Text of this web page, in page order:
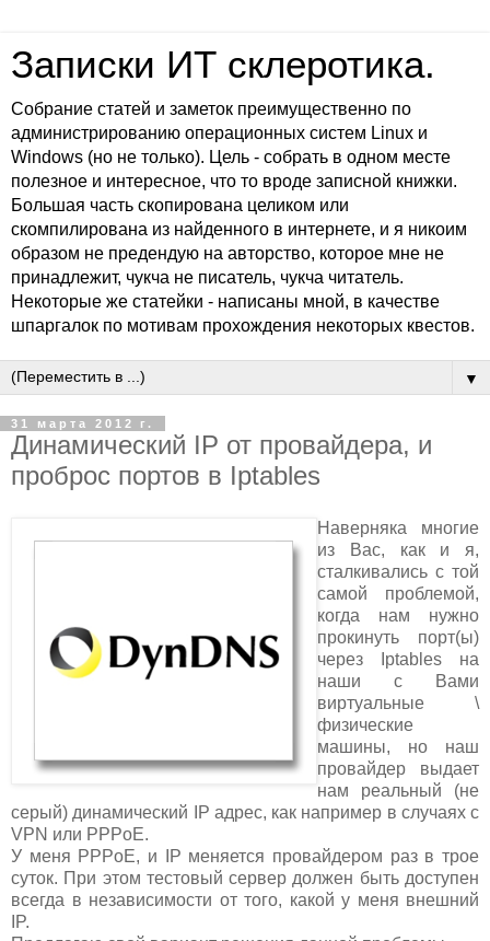
Записки ИТ склеротика.
Собрание статей и заметок преимущественно по
администрированию операционных систем Linux и
Windows (но не только). Цель - собрать в одном месте
полезное и интересное, что то вроде записной книжки.
Большая часть скопирована целиком или
скомпилирована из найденного в интернете, и я никоим
образом не предендую на авторство, которое мне не
принадлежит, чукча не писатель, чукча читатель.
Некоторые же статейки - написаны мной, в качестве
шпаргалок по мотивам прохождения некоторых квестов.
▼
31 марта 2012 г.
Динамический IP от провайдера, и
проброс портов в Iptables
Наверняка многие
из Вас, как и я,
сталкивались с той
самой проблемой,
когда нам нужно
прокинуть порт(ы)
через Iptables на
наши с Вами
виртуальные \
физические
машины, но наш
провайдер выдает
нам реальный (не
серый) динамический IP адрес, как например в случаях с
VPN или PPPoE.
У меня PPPoE, и IP меняется провайдером раз в трое
суток. При этом тестовый сервер должен быть доступен
всегда в независимости от того, какой у меня внешний
IP.